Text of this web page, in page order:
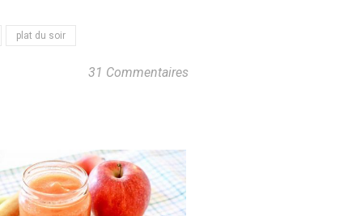
plat du soir
31 Commentaires